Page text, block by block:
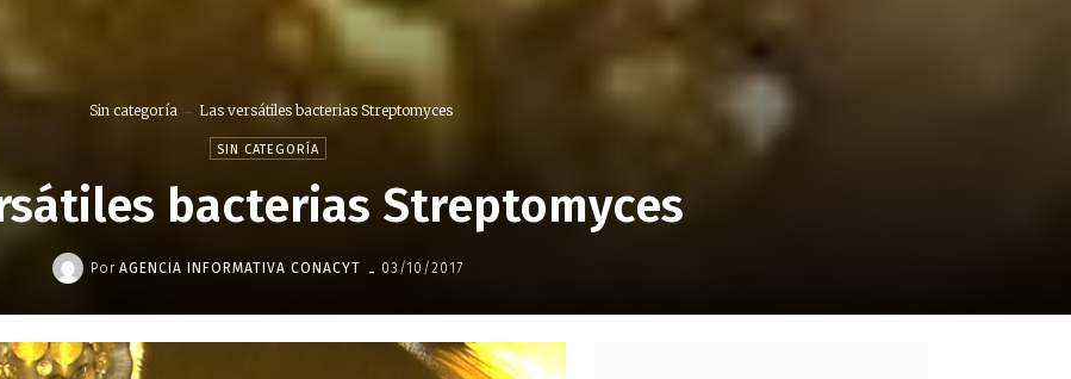
Sin categoría Las versátiles bacterias Streptomyces
SIN CATEGORÍA
bacterias Streptomyces
Por AGENCIA INFORMATIVA CONACYT - 03/10/2017